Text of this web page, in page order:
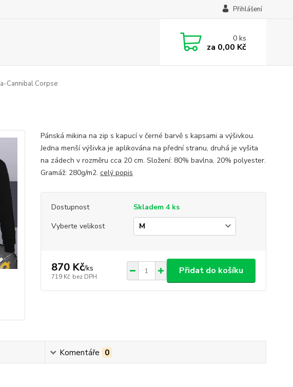
Přihlášení
0ks
za 0,00 Kč
Cannibal Corpse
Pánská mikina na zip s kapucí v černé barvě s kapsami a výšivkou.
Jedna menší výšivka je aplikována na přední stranu, druhá je vyšita
na zádech v rozměru cca 20 cm. Složení: 80% bavlna, 20% polyester.
Gramáž: 280g/m2. celý popis
Dostupnost
Skladem 4 ks
Vyberte velikost
870 Kč/ks
719 Kč bez DPH
Přidat do košíku
Komentáře 0